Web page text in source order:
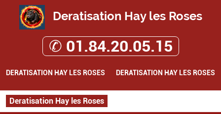
Deratisation Hay les Roses
✆ 01.84.20.05.15
DERATISATION HAY LES ROSES DERATISATION HAY LES ROSES
Deratisation Hay les Roses